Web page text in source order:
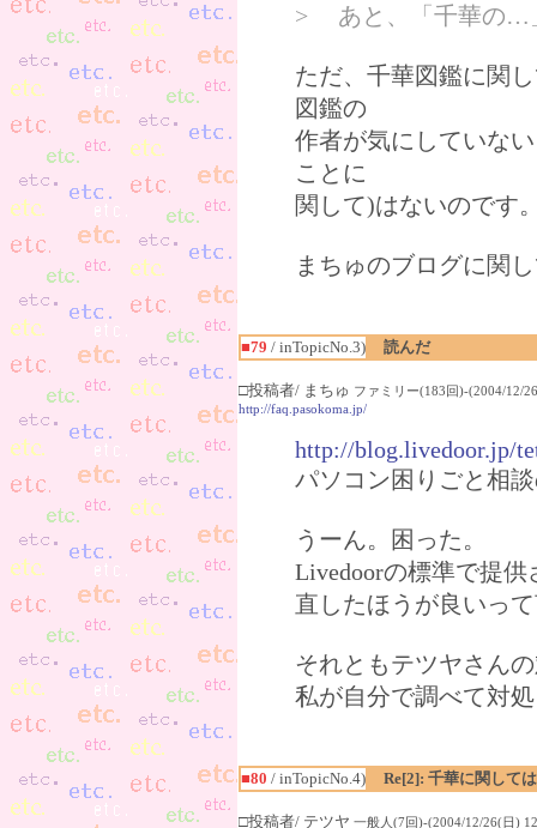
> あと、「千華の…
ただ、千華図鑑に関
図鑑の
作者が気にしていな
ことに
関して)はないのです
まちゅのブログに関
■79 / inTopicNo.3) 読んだ
□投稿者/ まちゅ ファミリー(183回)-(2004/12/
http://faq.pasokoma.jp/
http://blog.livedoor.jp/
パソコン困りごと相
うーん。困った。
Livedoorの標準で提
直したほうが良いっ
それともテツヤさん
私が自分で調べて対
■80 / inTopicNo.4) Re[2]: 千華に関して
□投稿者/ テツヤ 一般人(7回)-(2004/12/26(日)